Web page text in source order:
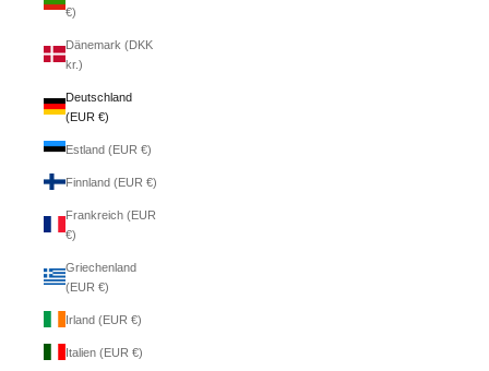
€)
Dänemark (DKK
kr.)
Deutschland
(EUR €)
Estland (EUR €)
Finnland (EUR €)
Frankreich (EUR
€)
Griechenland
(EUR €)
Irland (EUR €)
Italien (EUR €)